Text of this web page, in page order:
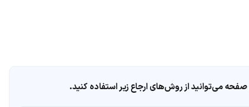
می‌توانید از روش‌های ارجاع زیر استفاده کنید.